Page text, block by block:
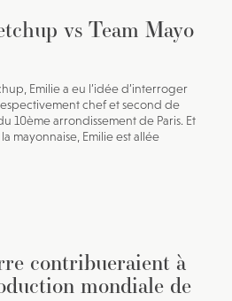
vs Team Mayo
Emilie a eu l’idée d’interroger
chef et second de
10ème arrondissement de Paris. Et
mayonnaise, Emilie est allée
contribueraient à
mondiale de